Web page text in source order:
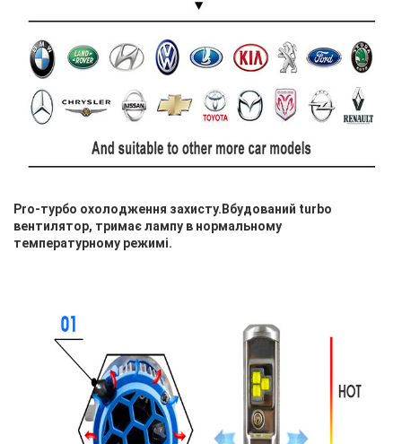
Pro-турбо охолодження захисту.Вбудований turbo
вентилятор, тримає лампу в нормальному
температурному режимі.